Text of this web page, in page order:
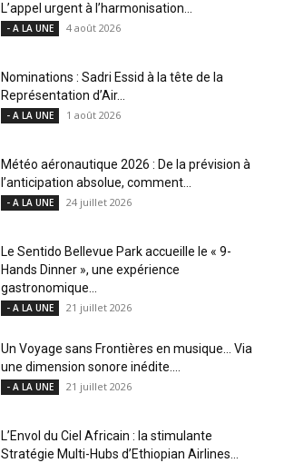
L’appel urgent à l’harmonisation...
- A LA UNE 4 août 2026
Nominations : Sadri Essid à la tête de la
Représentation d’Air...
- A LA UNE 1 août 2026
Météo aéronautique 2026 : De la prévision à
l’anticipation absolue, comment...
- A LA UNE 24 juillet 2026
Le Sentido Bellevue Park accueille le « 9-
Hands Dinner », une expérience
gastronomique...
- A LA UNE 21 juillet 2026
Un Voyage sans Frontières en musique… Via
une dimension sonore inédite....
- A LA UNE 21 juillet 2026
L’Envol du Ciel Africain : la stimulante
Stratégie Multi-Hubs d’Ethiopian Airlines...